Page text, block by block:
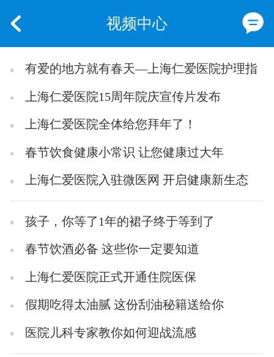
视频中心
有爱的地方就有春天—上海仁爱医院护理指
南 上海仁爱医院15周年院庆宣传片发布
上海仁爱医院全体给您拜年了！
春节饮食健康小常识 让您健康过大年
上海仁爱医院入驻微医网 开启健康新生态
孩子，你等了1年的裙子终于等到了
春节饮酒必备 这些你一定要知道
上海仁爱医院正式开通住院医保
假期吃得太油腻 这份刮油秘籍送给你
医院儿科专家教你如何迎战流感